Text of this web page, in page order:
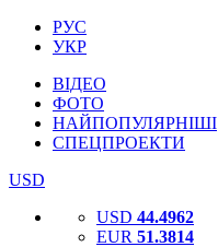
РУС
УКР
ВІДЕО
ФОТО
НАЙПОПУЛЯРНІШІ
СПЕЦПРОЕКТИ
USD
USD 44.4962
EUR 51.3814